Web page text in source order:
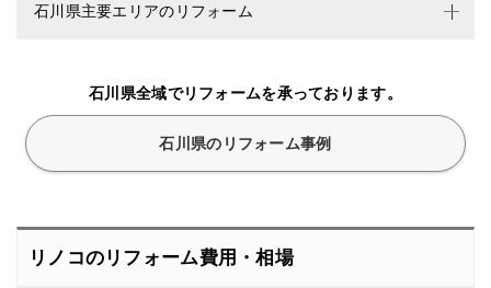
石川県主要エリアのリフォーム
石川県全域でリフォームを承っております。
石川県のリフォーム事例
リノコのリフォーム費用・相場